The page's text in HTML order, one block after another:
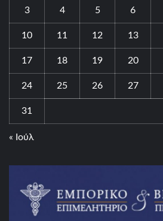
3 4 5 6
10 11 12 13
17 18 19 20
24 25 26 27
31
« Ιούλ